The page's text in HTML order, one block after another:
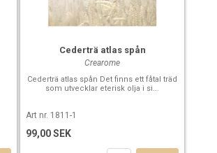
Cederträ atlas spån
Crearome
Cederträ atlas spån Det finns ett fåtal träd
som utvecklar eterisk olja i si...
Art nr. 1811-1
99,00 SEK